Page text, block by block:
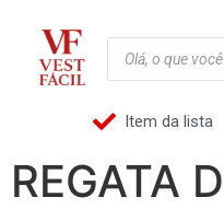
Item da lista
REGATA